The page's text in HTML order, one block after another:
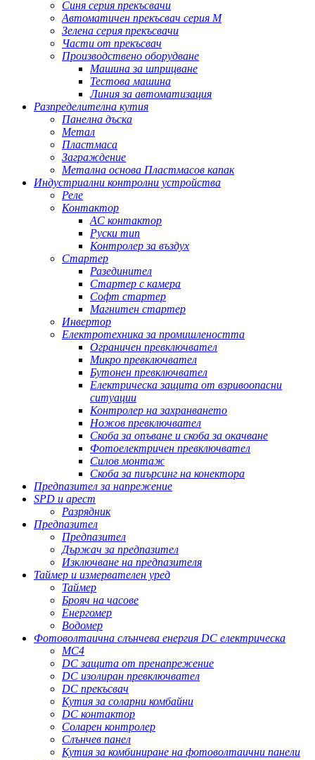
Синя серия прекъсвачи
Автоматичен прекъсвач серия M
Зелена серия прекъсвачи
Части от прекъсвач
Производствено оборудване
Машина за шприцване
Тестова машина
Линия за автоматизация
Разпределителна кутия
Панелна дъска
Метал
Пластмаса
Заграждение
Метална основа Пластмасов капак
Индустриални контролни устройства
Реле
Контактор
AC контактор
Руски тип
Контролер за въздух
Стартер
Разединител
Стартер с камера
Софт стартер
Магнитен стартер
Инвертор
Електротехника за промишлеността
Ограничен превключвател
Микро превключвател
Бутонен превключвател
Електрическа защита от взривоопасни
ситуации
Контролер на захранването
Ножов превключвател
Скоба за опъване и скоба за окачване
Фотоелектричен превключвател
Силов монтаж
Скоба за пиърсинг на конектора
Предпазител за напрежение
SPD и арест
Разрядник
Предпазител
Предпазител
Държач за предпазител
Изключване на предпазителя
Таймер и измервателен уред
Таймер
Брояч на часове
Енергомер
Водомер
Фотоволтаична слънчева енергия DC електрическа
MC4
DC защита от пренапрежение
DC изолиран превключвател
DC прекъсвач
Кутия за соларни комбайни
DC контактор
Соларен контролер
Слънчев панел
Кутия за комбиниране на фотоволтаични панели